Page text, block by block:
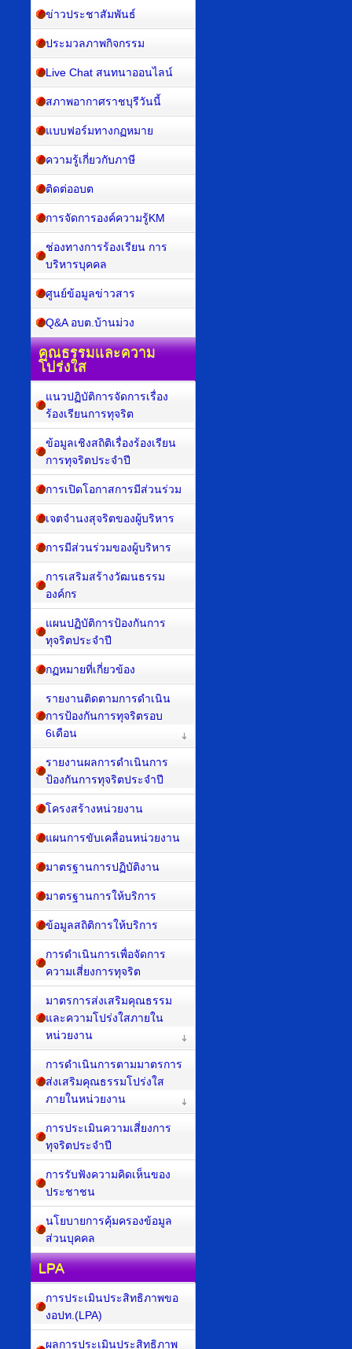
ข่าวประชาสัมพันธ์
ประมวลภาพกิจกรรม
Live Chat สนทนาออนไลน์
สภาพอากาศราชบุรีวันนี้
แบบฟอร์มทางกฏหมาย
ความรู้เกี่ยวกับภาษี
ติดต่ออบต
การจัดการองค์ความรู้KM
ช่องทางการร้องเรียน การ
บริหารบุคคล
ศูนย์ข้อมูลข่าวสาร
Q&A อบต.บ้านม่วง
คุณธรรมและความ
โปร่งใส
แนวปฏิบัติการจัดการเรื่อง
ร้องเรียนการทุจริต
ข้อมูลเชิงสถิติเรื่องร้องเรียน
การทุจริตประจำปี
การเปิดโอกาสการมีส่วนร่วม
เจตจำนงสุจริตของผู้บริหาร
การมีส่วนร่วมของผู้บริหาร
การเสริมสร้างวัฒนธรรม
องค์กร
แผนปฏิบัติการป้องกันการ
ทุจริตประจำปี
กฏหมายที่เกี่ยวข้อง
รายงานติดตามการดำเนิน
การป้องกันการทุจริตรอบ
6เดือน
รายงานผลการดำเนินการ
ป้องกันการทุจริตประจำปี
โครงสร้างหน่วยงาน
แผนการขับเคลื่อนหน่วยงาน
มาตรฐานการปฏิบัติงาน
มาตรฐานการให้บริการ
ข้อมูลสถิติการให้บริการ
การดำเนินการเพื่อจัดการ
ความเสี่ยงการทุจริต
มาตรการส่งเสริมคุณธรรม
และความโปร่งใสภายใน
หน่วยงาน
การดำเนินการตามมาตรการ
ส่งเสริมคุณธรรมโปร่งใส
ภายในหน่วยงาน
การประเมินความเสี่ยงการ
ทุจริตประจำปี
การรับฟังความคิดเห็นของ
ประชาชน
นโยบายการคุ้มครองข้อมูล
ส่วนบุคคล
LPA
การประเมินประสิทธิภาพขอ
งอปท.(LPA)
ผลการประเมินประสิทธิภาพ